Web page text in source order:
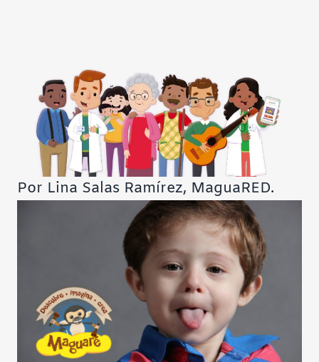
Por Lina Salas Ramírez, MaguaRED.
Fuente legible
Restablecer